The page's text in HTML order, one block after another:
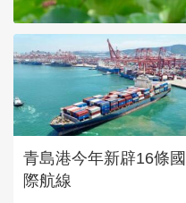
青島港今年新辟16條國
際航線